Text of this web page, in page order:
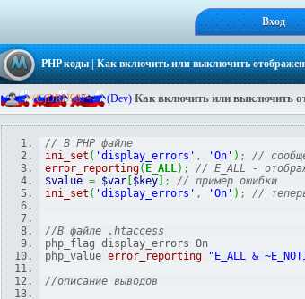
Вход
PHP коды| Как включить или выключить
-=(C)DRU987=- (Dev) Как включить или выключить
// В PHP файле
ini_set ( 'display_errors' , 'On' ) ;
//
error_reporting( E_ALL) ;
// E_ALL -
$value = $var $key ;
// пример ошибки
ini_set ( 'display_errors' , 'On' ) ; //
//В файле .htaccess
php_flag display_errors On
php_value error_reporting
"E_ALL &
//описание выводов